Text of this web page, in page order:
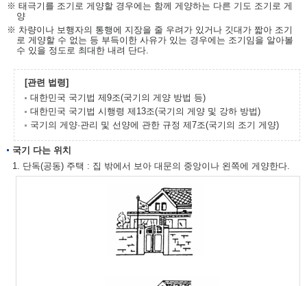
※ 태극기를 조기로 게양할 경우에는 함께 게양하는 다른 기도 조기로 게
양
※ 차량이나 보행자의 통행에 지장을 줄 우려가 있거나 깃대가 짧아 조기
로 게양할 수 없는 등 부득이한 사유가 있는 경우에는 조기임을 알아볼
수 있을 정도로 최대한 내려 단다.
[관련 법령]
대한민국 국기법 제9조(국기의 게양 방법 등)
대한민국 국기법 시행령 제13조(국기의 게양 및 강하 방법)
국기의 게양·관리 및 선양에 관한 규정 제7조(국기의 조기 게양)
국기 다는 위치
1. 단독(공동) 주택 : 집 밖에서 보아 대문의 중앙이나 왼쪽에 게양한다.